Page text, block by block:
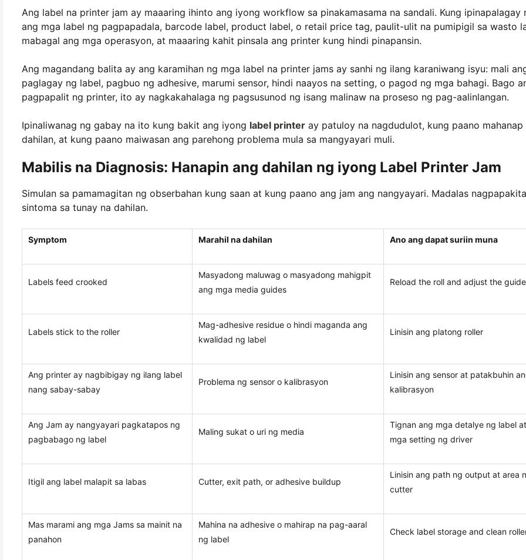
Ang label na printer jam ay maaaring ihinto ang iyong workflow sa pinakamasama na sandali. Kung ipinapalagay
ang mga label ng pagpapadala, barcode label, product label, o retail price tag, paulit-ulit na pumipigil sa wasto
mabagal ang mga operasyon, at maaaring kahit pinsala ang printer kung hindi pinapansin.
Ang magandang balita ay ang karamihan ng mga label na printer jams ay sanhi ng ilang karaniwang isyu: mali
paglagay ng label, pagbuo ng adhesive, marumi sensor, hindi naayos na setting, o pagod ng mga bahagi. Bago
pagpapalit ng printer, ito ay nagkakahalaga ng pagsusunod ng isang malinaw na proseso ng pag-aalinlangan.
Ipinaliwanag ng gabay na ito kung bakit ang iyong label printer ay patuloy na nagdudulot, kung paano mahanap
dahilan, at kung paano maiwasan ang parehong problema mula sa mangyayari muli.
Mabilis na Diagnosis: Hanapin ang dahilan ng iyong Label Printer Jam
Simulan sa pamamagitan ng obserbahan kung saan at kung paano ang jam ang nangyayari. Madalas
sintoma sa tunay na dahilan.
Symptom Marahil na dahilan Ano ang dapat suriin muna
Labels feed crooked
Masyadong maluwag o masyadong mahigpit
ang mga media guides
Reload the roll and adjust the
Labels stick to the roller
Mag-adhesive residue o hindi maganda ang
kwalidad ng label
Linisin ang platong roller
Ang printer ay nagbibigay ng ilang label
nang sabay-sabay
Problema ng sensor o kalibrasyon
Linisin ang sensor at patakbuhin
kalibrasyon
Ang Jam ay nangyayari pagkatapos ng
pagbabago ng label
Maling sukat o uri ng media
Tignan ang mga detalye ng label at
mga setting ng driver
Itigil ang label malapit sa labas Cutter, exit path, or adhesive buildup
Linisin ang path ng output at area
cutter
Mas marami ang mga Jams sa mainit na
panahon
Mahina na adhesive o mahirap na pag-aaral
ng label
Check label storage and clean